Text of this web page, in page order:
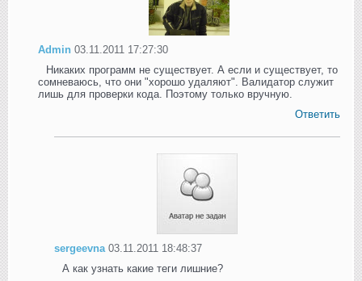
Admin 03.11.2011 17:27:30
Никаких программ не существует. А если и существует, то
сомневаюсь, что они "хорошо удаляют". Валидатор служит
лишь для проверки кода. Поэтому только вручную.
Ответить
sergeevna 03.11.2011 18:48:37
А как узнать какие теги лишние?